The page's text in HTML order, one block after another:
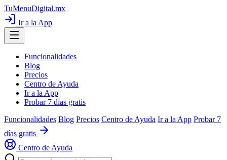
TuMenuDigital.mx
Ir a la App
Funcionalidades
Blog
Precios
Centro de Ayuda
Ir a la App
Probar 7 días gratis
Funcionalidades Blog Precios Centro de Ayuda Ir a la App Probar 7
días gratis
Centro de Ayuda